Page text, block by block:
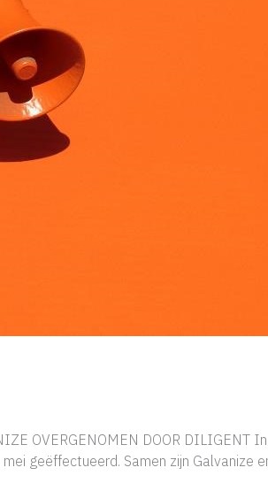
OVERGENOMEN DOOR
geëffectueerd. Samen zijn